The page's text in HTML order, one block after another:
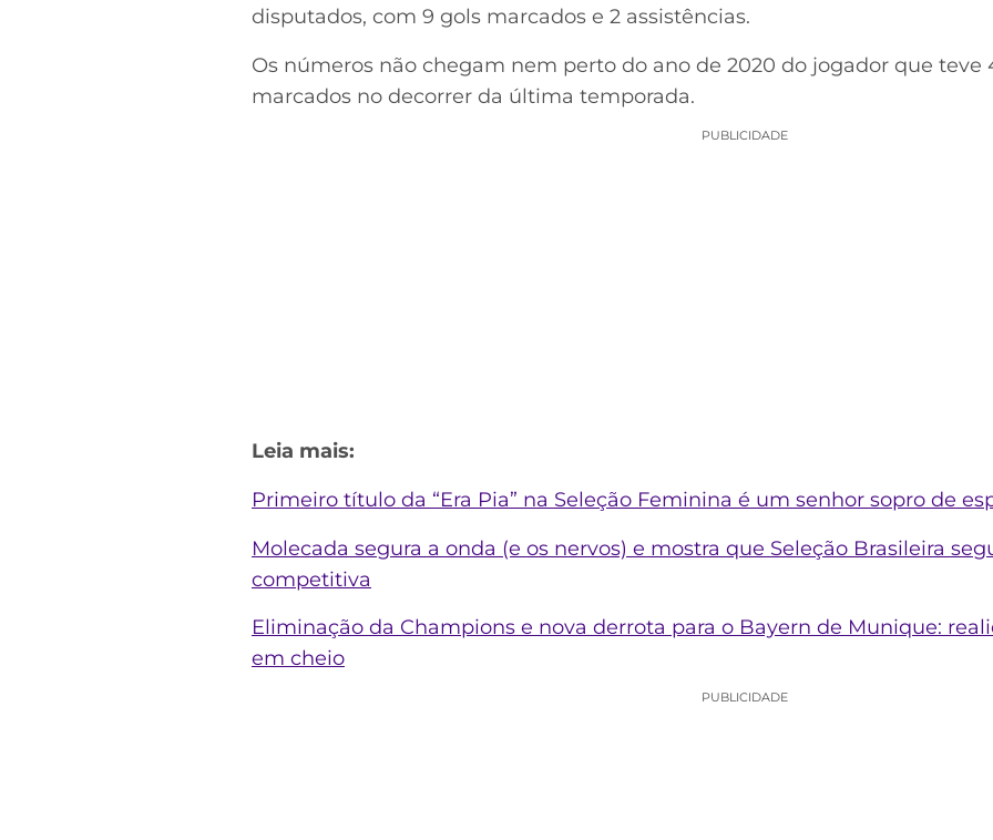
disputados, com 9 gols marcados e 2 assistências.
Os números não chegam nem perto do ano de 2020 do jogador que teve
marcados no decorrer da última temporada.
PUBLICIDADE
Leia mais:
Primeiro título da “Era Pia” na Seleção Feminina é um senhor sopro de
Molecada segura a onda (e os nervos) e mostra que Seleção Brasileira
competitiva
Eliminação da Champions e nova derrota para o Bayern de Munique:
em cheio
PUBLICIDADE